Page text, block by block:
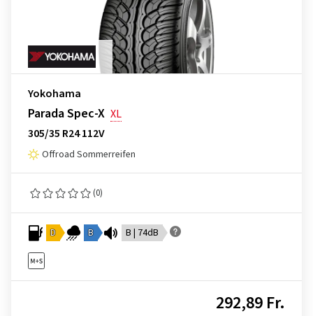
Yokohama
Parada Spec-X XL
305/35 R24 112V
Offroad Sommerreifen
(0)
D B B | 74dB
292,89 Fr.